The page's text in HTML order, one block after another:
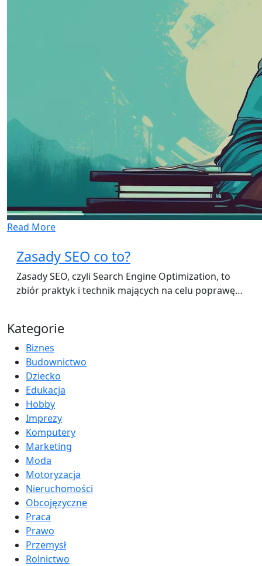
Read More
Zasady SEO co to?
Zasady SEO, czyli Search Engine Optimization, to
zbiór praktyk i technik mających na celu poprawę…
Kategorie
Biznes
Budownictwo
Dziecko
Edukacja
Hobby
Imprezy
Komputery
Marketing
Moda
Motoryzacja
Nieruchomości
Obcojęzyczne
Praca
Prawo
Przemysł
Rolnictwo